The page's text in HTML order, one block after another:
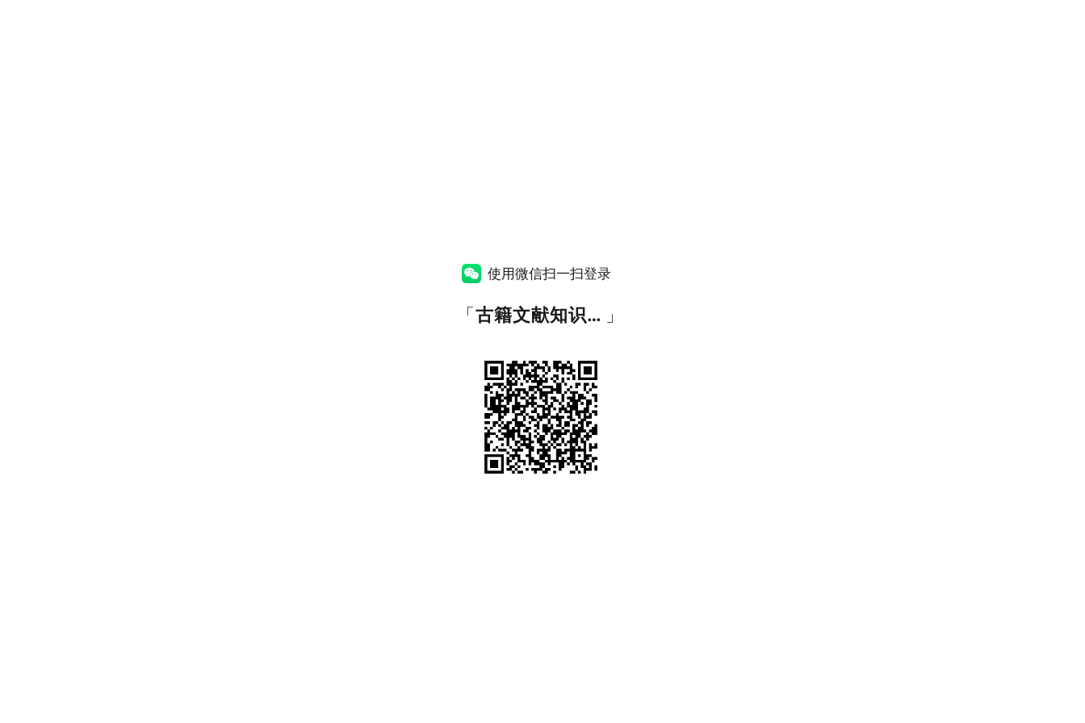
使用微信扫一扫登录
「 古籍文献知识图谱网 」